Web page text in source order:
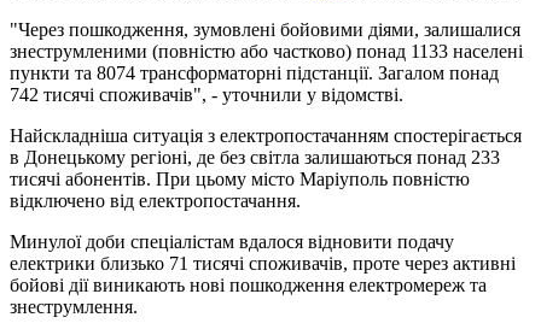
"Через пошкодження, зумовлені бойовими діями, залишалися
знеструмленими (повністю або частково) понад 1133 населені
пункти та 8074 трансформаторні підстанції. Загалом понад
742 тисячі споживачів", - уточнили у відомстві.
Найскладніша ситуація з електропостачанням спостерігається
в Донецькому регіоні, де без світла залишаються понад 233
тисячі абонентів. При цьому місто Маріуполь повністю
відключено від електропостачання.
Минулої доби спеціалістам вдалося відновити подачу
електрики близько 71 тисячі споживачів, проте через активні
бойові дії виникають нові пошкодження електромереж та
знеструмлення.